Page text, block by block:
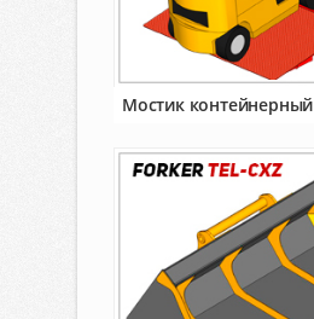
Мостик контейнерный